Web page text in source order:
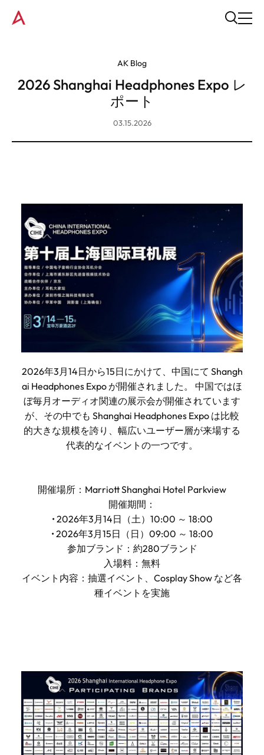
AK Blog
2026 Shanghai Headphones Expo レ
ポート
03.15.2026
2026年3月14日から15日にかけて、中国にて Shangh
ai Headphones Expo が開催されました。 中国ではほ
ぼ毎月オーディオ関連の展示会が開催されています
が、その中でも Shanghai Headphones Expo は比較
的大きな規模を誇り、幅広いユーザー層が来場する
代表的なイベントの一つです。
開催場所：Marriott Shanghai Hotel Parkview
開催期間：
• 2026年3月14日（土）10:00 ～ 18:00
• 2026年3月15日（日）09:00 ～ 18:00
参加ブランド：約280ブランド
入場料：無料
イベント内容：抽選イベント、Cosplay Show など各
種イベントを実施